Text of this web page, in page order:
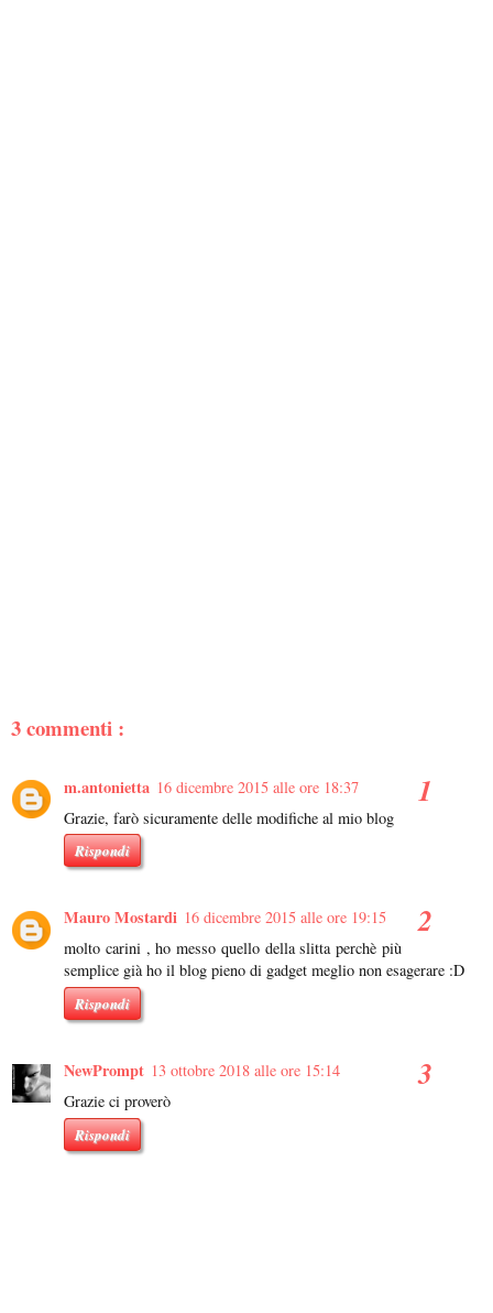
3 commenti :
m.antonietta 16 dicembre 2015 alle ore 18:37
Grazie, farò sicuramente delle modifiche al mio blog
Rispondi
Mauro Mostardi 16 dicembre 2015 alle ore 19:15
molto carini , ho messo quello della slitta perchè più
semplice già ho il blog pieno di gadget meglio non esagerare :D
Rispondi
NewPrompt 13 ottobre 2018 alle ore 15:14
Grazie ci proverò
Rispondi